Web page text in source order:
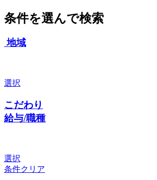
条件を選んで検索
地域
選択
こだわり
給与/職種
選択
条件クリア